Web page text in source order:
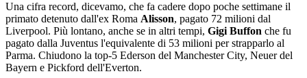
Una cifra record, dicevamo, che fa cadere dopo poche settimane il
primato detenuto dall'ex Roma Alisson, pagato 72 milioni dal
Liverpool. Più lontano, anche se in altri tempi, Gigi Buffon che fu
pagato dalla Juventus l'equivalente di 53 milioni per strapparlo al
Parma. Chiudono la top-5 Ederson del Manchester City, Neuer del
Bayern e Pickford dell'Everton.